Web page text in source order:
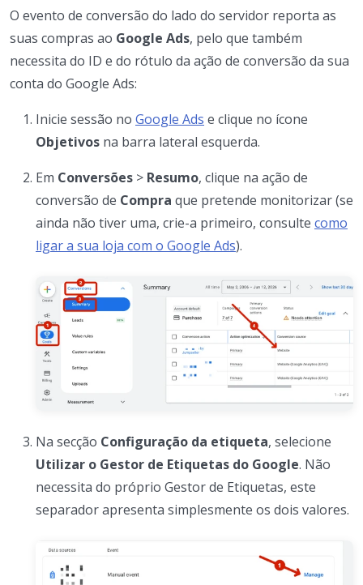
O evento de conversão do lado do servidor reporta as
suas compras ao Google Ads, pelo que também
necessita do ID e do rótulo da ação de conversão da sua
conta do Google Ads:
Inicie sessão no Google Ads e clique no ícone
Objetivos na barra lateral esquerda.
Em Conversões > Resumo, clique na ação de
conversão de Compra que pretende monitorizar (se
ainda não tiver uma, crie-a primeiro, consulte como
ligar a sua loja com o Google Ads).
Na secção Configuração da etiqueta, selecione
Utilizar o Gestor de Etiquetas do Google. Não
necessita do próprio Gestor de Etiquetas, este
separador apresenta simplesmente os dois valores.